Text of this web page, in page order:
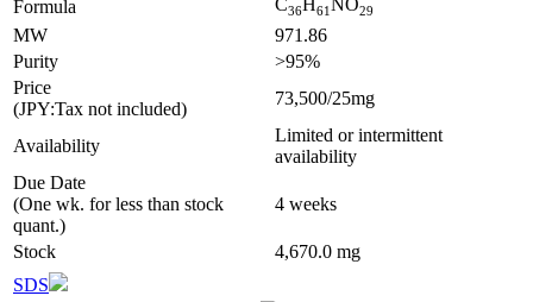
Formula
C36H61NO29
MW
971.86
Purity
>95%
Price
(JPY:Tax not included)
73,500/25mg
Availability
Limited or intermittent
availability
Due Date
(One wk. for less than stock
quant.)
4 weeks
Stock
4,670.0 mg
SDS